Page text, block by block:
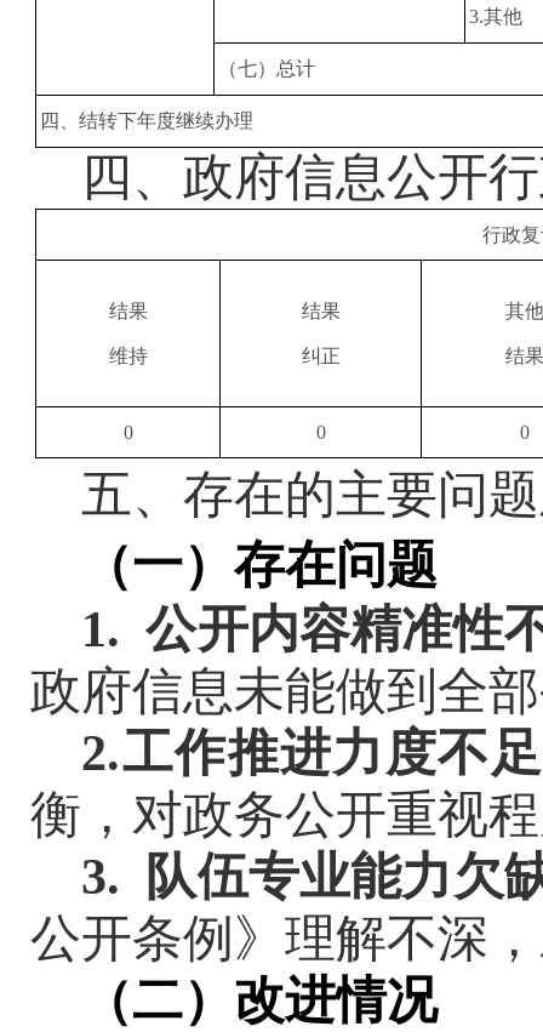
3.其他
（七）总计
四、结转下年度继续办理
四、 政府信息公开
行政
结果
维持
结果
纠正
其
结
0 0 0
五、存在的主要问
（一）存在问题
1. 公开内容精准性
政府信息未能做到全
2.工作推进力度不
衡，对政务公开重视
3. 队伍专业能力欠
公开条例》 理解不深
（二）改进情况